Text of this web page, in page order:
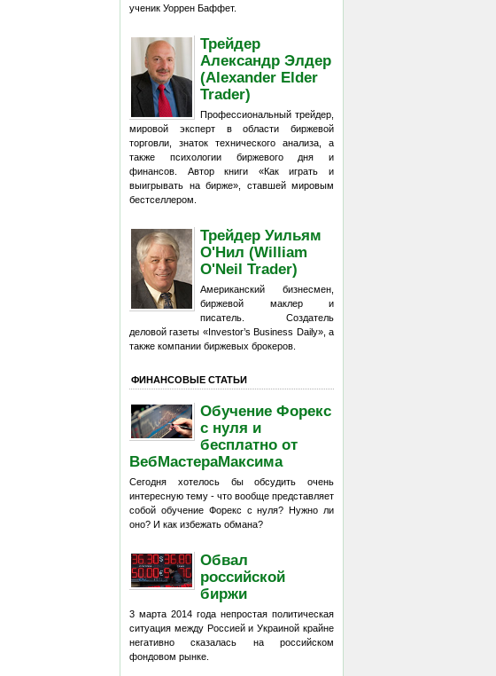
ученик Уоррен Баффет.
Трейдер
Александр Элдер
(Alexander Elder
Trader)
Профессиональный трейдер,
мировой эксперт в области биржевой
торговли, знаток технического анализа, а
также психологии биржевого дня и
финансов. Автор книги «Как играть и
выигрывать на бирже», ставшей мировым
бестселлером.
Трейдер Уильям
О'Нил (William
O'Neil Trader)
Американский бизнесмен,
биржевой маклер и
писатель. Создатель
деловой газеты «Investor’s Business Daily», а
также компании биржевых брокеров.
ФИНАНСОВЫЕ СТАТЬИ
Обучение Форекс
с нуля и
бесплатно от
ВебМастераМаксима
Сегодня хотелось бы обсудить очень
интересную тему - что вообще представляет
собой обучение Форекс с нуля? Нужно ли
оно? И как избежать обмана?
Обвал
российской
биржи
3 марта 2014 года непростая политическая
ситуация между Россией и Украиной крайне
негативно сказалась на российском
фондовом рынке.